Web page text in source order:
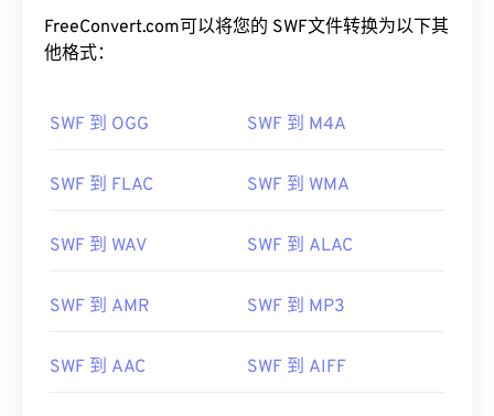
FreeConvert.com可以将您的 SWF文件转换为以下其
他格式：
SWF 到 OGG SWF 到 M4A
SWF 到 FLAC SWF 到 WMA
SWF 到 WAV SWF 到 ALAC
SWF 到 AMR SWF 到 MP3
SWF 到 AAC SWF 到 AIFF